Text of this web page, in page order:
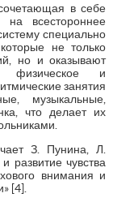
в себе
всестороннее
специально
не только
но и оказывают
физическое и
занятия
музыкальные,
что делает их
З. Пунина, Л.
развитие чувства
внимания и
[4].